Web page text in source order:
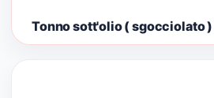
Tonno sott'olio ( sgocciolato )